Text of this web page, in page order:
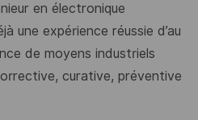
en électronique
une expérience réussie d’au
de moyens industriels
curative, préventive